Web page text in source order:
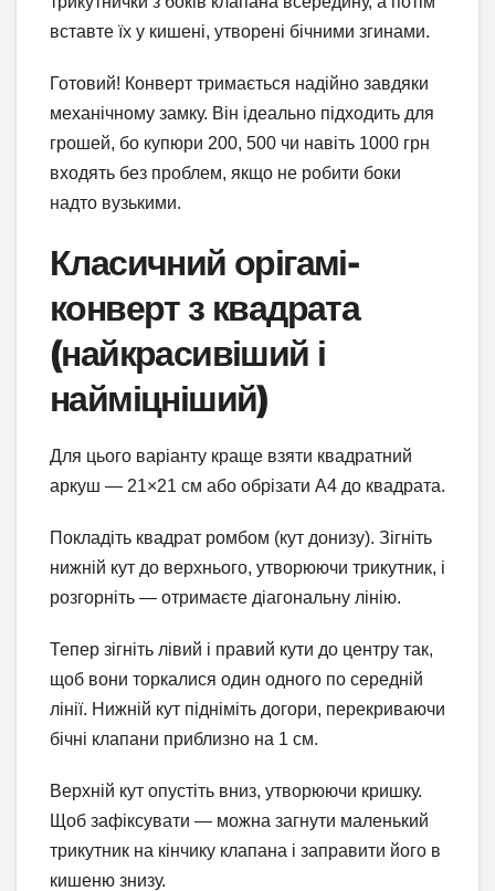
вставте їх у кишені, утворені бічними згинами.
Готовий! Конверт тримається надійно завдяки
механічному замку. Він ідеально підходить для
грошей, бо купюри 200, 500 чи навіть 1000 грн
входять без проблем, якщо не робити боки
надто вузькими.
Класичний орігамі-
конверт з квадрата
(найкрасивіший і
найміцніший)
Для цього варіанту краще взяти квадратний
аркуш — 21×21 см або обрізати А4 до квадрата.
Покладіть квадрат ромбом (кут донизу). Зігніть
нижній кут до верхнього, утворюючи трикутник, і
розгорніть — отримаєте діагональну лінію.
Тепер зігніть лівий і правий кути до центру так,
щоб вони торкалися один одного по середній
лінії. Нижній кут підніміть догори, перекриваючи
бічні клапани приблизно на 1 см.
Верхній кут опустіть вниз, утворюючи кришку.
Щоб зафіксувати — можна загнути маленький
трикутник на кінчику клапана і заправити його в
кишеню знизу.